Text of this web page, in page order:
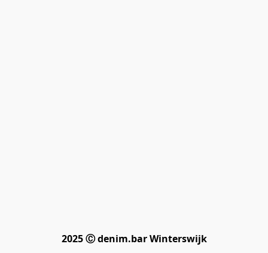
2025 Ⓒ denim.bar Winterswijk